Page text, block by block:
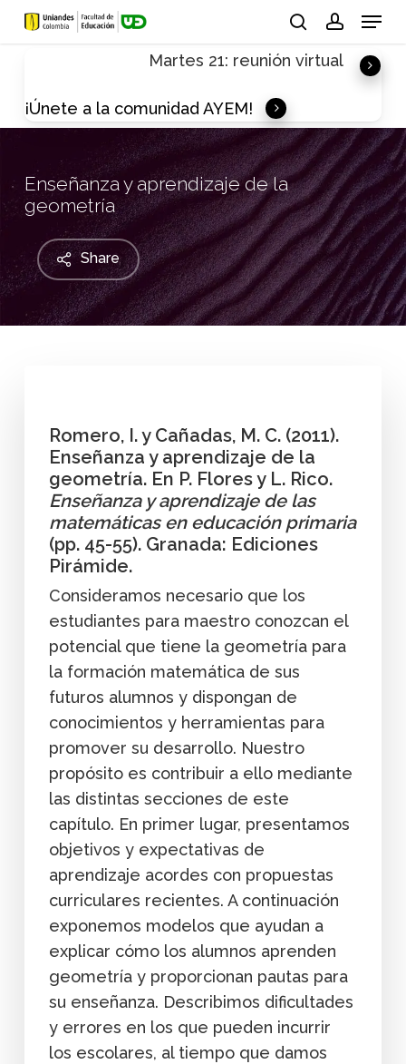
Skip
Menu
Martes 21: reunión virtual
¡Únete a la comunidad AYEM!
Enseñanza y aprendizaje de la
geometría
Share
Romero, I. y Cañadas, M. C. (2011).
Enseñanza y aprendizaje de la
geometría. En P. Flores y L. Rico.
Enseñanza y aprendizaje de las
matemáticas en educación primaria
(pp. 45-55). Granada: Ediciones
Pirámide.
Consideramos necesario que los
estudiantes para maestro conozcan el
potencial que tiene la geometría para
la formación matemática de sus
futuros alumnos y dispongan de
conocimientos y herramientas para
promover su desarrollo. Nuestro
propósito es contribuir a ello mediante
las distintas secciones de este
capítulo. En primer lugar, presentamos
objetivos y expectativas de
aprendizaje acordes con propuestas
curriculares recientes. A continuación
exponemos modelos que ayudan a
explicar cómo los alumnos aprenden
geometría y proporcionan pautas para
su enseñanza. Describimos dificultades
y errores en los que pueden incurrir
los escolares, al tiempo que damos